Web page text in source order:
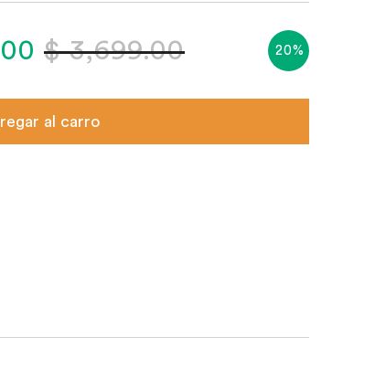
$ 3,699.00 20%
al carro